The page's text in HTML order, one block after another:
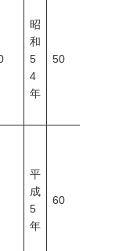
昭
和
5
4
年
50
平
成
5
年
60